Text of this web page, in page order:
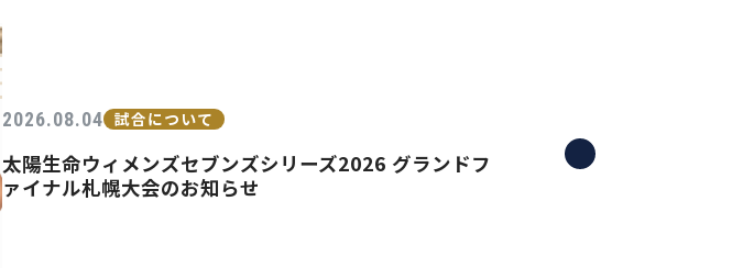
2026.08.04 試合について
太陽生命ウィメンズセブンズシリーズ2026 グランドフ
ァイナル札幌大会のお知らせ